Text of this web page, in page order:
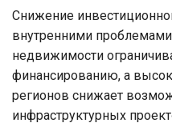
Снижение
внутренними
недвижимости
финансированию, а
регионов снижает
инфраструктурных